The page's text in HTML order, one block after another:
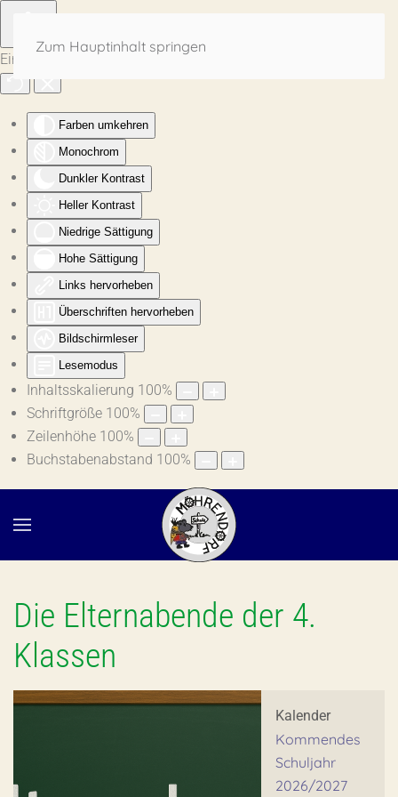
Eingabehilfen öffnen
Farben umkehren
Monochrom
Dunkler Kontrast
Heller Kontrast
Niedrige Sättigung
Hohe Sättigung
Links hervorheben
Überschriften hervorheben
Bildschirmleser
Lesemodus
Inhaltsskalierung 100%
Schriftgröße 100%
Zeilenhöhe 100%
Buchstabenabstand 100%
Zum Hauptinhalt springen
Die Elternabende der 4.
Klassen
Kalender
Kommendes
Schuljahr
2026/2027